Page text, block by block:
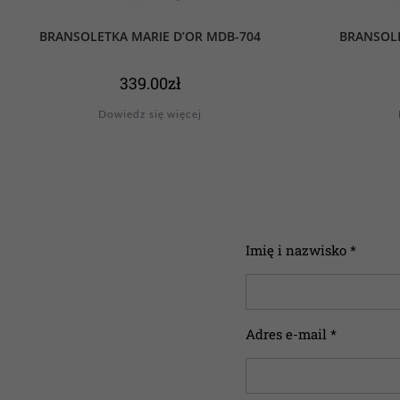
BRANSOLETKA MARIE D’OR MDB-704
339.00zł
Dowiedz się więcej
Imię i nazwisko *
Adres e-mail *